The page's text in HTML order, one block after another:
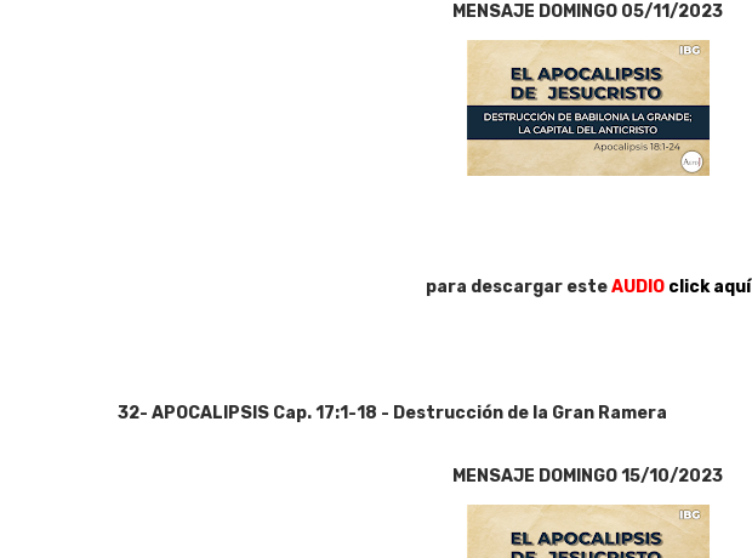
MENSAJE DOMINGO 05/11/2023
para descargar esteAUDIO click aquí
32- APOCALIPSIS Cap. 17:1-18 - Destrucción de la Gran Ramera
MENSAJE DOMINGO 15/10/2023